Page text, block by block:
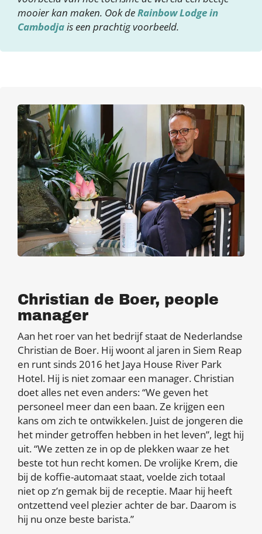
mooier kan maken. Ook deRainbow Lodge in
Cambodjais een prachtig voorbeeld.
Christian de Boer, people
manager
Aan het roer van het bedrijf staat de Nederlandse
Christian de Boer. Hij woont al jaren in Siem Reap
en runt sinds 2016 het Jaya House River Park
Hotel. Hij is niet zomaar een manager. Christian
doet alles net even anders: “We geven het
personeel meer dan een baan. Ze krijgen een
kans om zich te ontwikkelen. Juist de jongeren die
het minder getroffen hebben in het leven”, legt hij
uit. “We zetten ze in op de plekken waar ze het
beste tot hun recht komen. De vrolijke Krem, die
bij de koffie-automaat staat, voelde zich totaal
niet op z’n gemak bij de receptie. Maar hij heeft
ontzettend veel plezier achter de bar. Daarom is
hij nu onze beste barista.”